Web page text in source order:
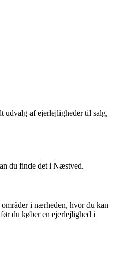
udvalg af ejerlejligheder til salg,
du finde det i Næstved.
i nærheden, hvor du kan
du køber en ejerlejlighed i